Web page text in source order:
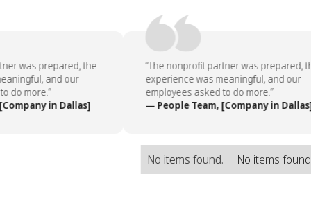
was prepared, the
and our
do more.”
in Dallas]
“The nonprofit partner was prepared,
experience was meaningful, and our
employees asked to do more.”
— People Team, [Company in Dallas]
No items found. No items